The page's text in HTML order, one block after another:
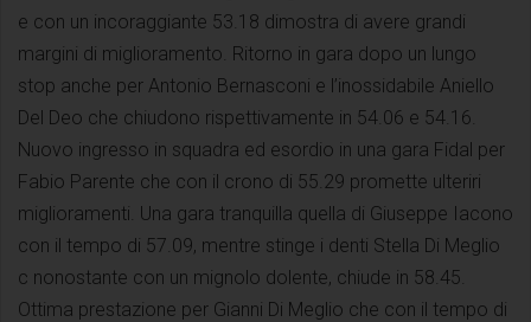
e con un incoraggiante 53.18 dimostra di avere grandi
margini di miglioramento. Ritorno in gara dopo un lungo
stop anche per Antonio Bernasconi e l’inossidabile Aniello
Del Deo che chiudono rispettivamente in 54.06 e 54.16.
Nuovo ingresso in squadra ed esordio in una gara Fidal per
Fabio Parente che con il crono di 55.29 promette ulteriri
miglioramenti. Una gara tranquilla quella di Giuseppe Iacono
con il tempo di 57.09, mentre stinge i denti Stella Di Meglio
c nonostante con un mignolo dolente, chiude in 58.45.
Ottima prestazione per Gianni Di Meglio che con il tempo di